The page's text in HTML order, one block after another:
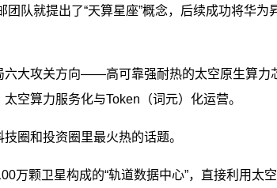
团队就提出了“天算星座”概念，后续成功将华为
大攻关方向——高可靠强耐热的太空原生算
空算力服务化与Token（词元）化运营。
圈和投资圈里最火热的话题。
颗卫星构成的“轨道数据中心”，直接利用太